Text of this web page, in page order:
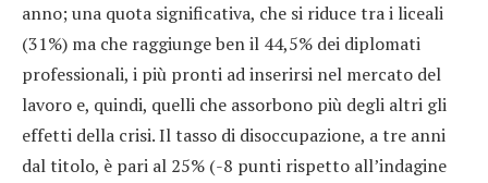
anno; una quota significativa, che si riduce tra i liceali
(31%) ma che raggiunge ben il 44,5% dei diplomati
professionali, i più pronti ad inserirsi nel mercato del
lavoro e, quindi, quelli che assorbono più degli altri gli
effetti della crisi. Il tasso di disoccupazione, a tre anni
dal titolo, è pari al 25% (-8 punti rispetto all’indagine